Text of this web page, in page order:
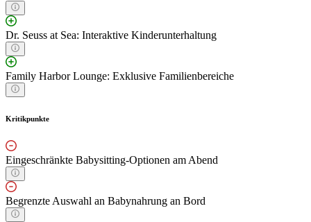
Dr. Seuss at Sea: Interaktive Kinderunterhaltung
Family Harbor Lounge: Exklusive Familienbereiche
Kritikpunkte
Eingeschränkte Babysitting-Optionen am Abend
Begrenzte Auswahl an Babynahrung an Bord